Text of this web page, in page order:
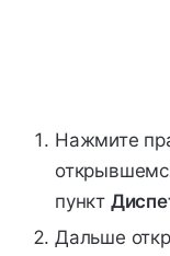
Нажмите
пункт
Дальше